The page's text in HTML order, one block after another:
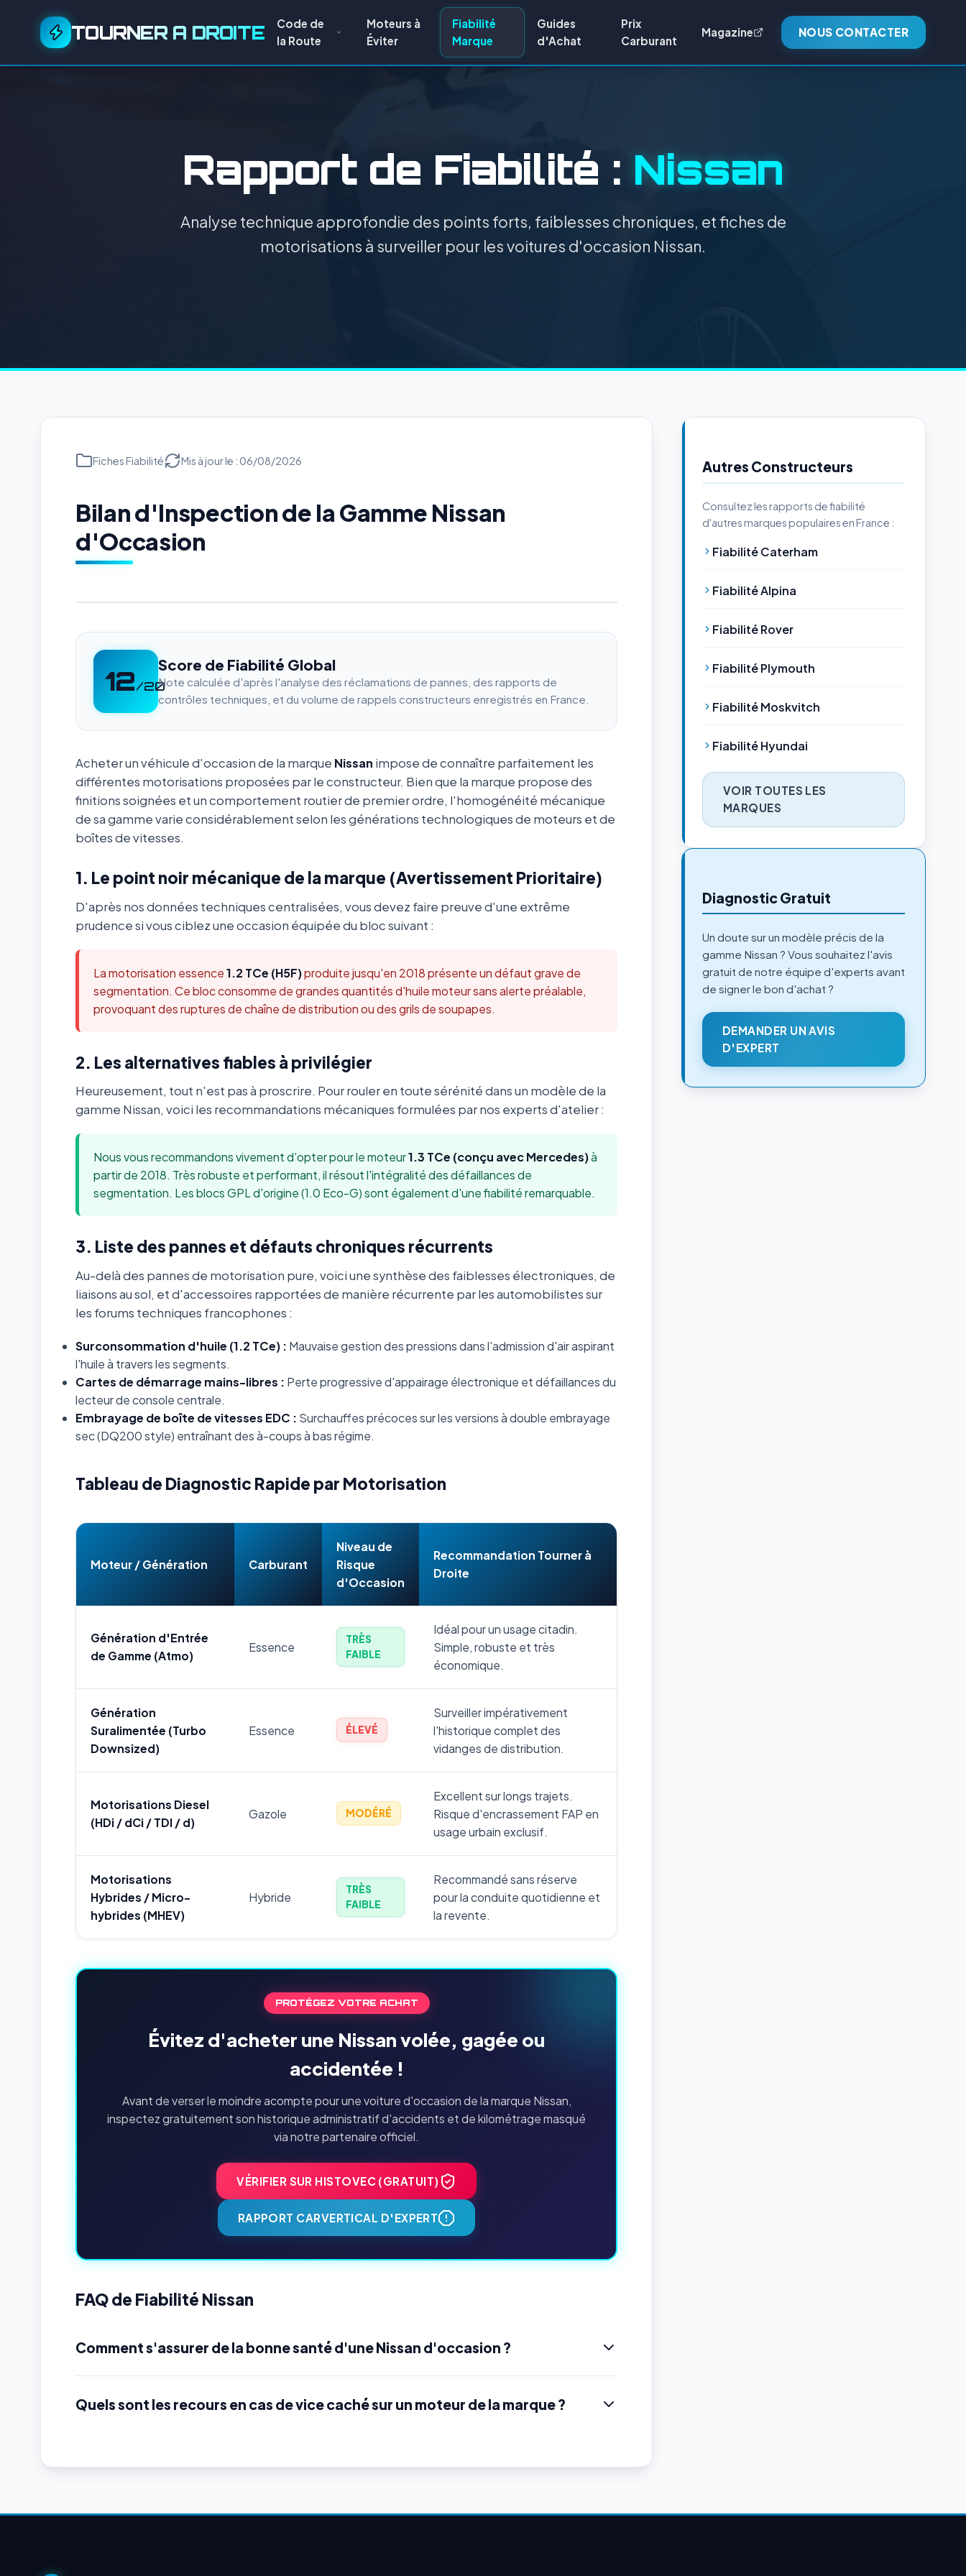
TOURNER A DROITE
Code de
la Route
Moteurs à
Éviter
Fiabilité
Marque
Guides
d'Achat
Prix
Carburant
Magazine NOUS CONTACTER
Rapport de Fiabilité : Nissan
Analyse technique approfondie des points forts, faiblesses chroniques, et fiches de
motorisations à surveiller pour les voitures d'occasion Nissan.
Fiches Fiabilité Mis à jour le : 06/08/2026
Bilan d'Inspection de la Gamme Nissan
d'Occasion
12/20
Score de Fiabilité Global
Note calculée d'après l'analyse des réclamations de pannes, des rapports de
contrôles techniques, et du volume de rappels constructeurs enregistrés en France.
Acheter un véhicule d'occasion de la marque Nissan impose de connaître parfaitement les
différentes motorisations proposées par le constructeur. Bien que la marque propose des
finitions soignées et un comportement routier de premier ordre, l'homogénéité mécanique
de sa gamme varie considérablement selon les générations technologiques de moteurs et de
boîtes de vitesses.
1. Le point noir mécanique de la marque (Avertissement Prioritaire)
D'après nos données techniques centralisées, vous devez faire preuve d'une extrême
prudence si vous ciblez une occasion équipée du bloc suivant :
La motorisation essence1.2 TCe (H5F)produite jusqu'en 2018 présente un défaut grave de
segmentation. Ce bloc consomme de grandes quantités d'huile moteur sans alerte préalable,
provoquant des ruptures de chaîne de distribution ou des grils de soupapes.
2. Les alternatives fiables à privilégier
Heureusement, tout n'est pas à proscrire. Pour rouler en toute sérénité dans un modèle de la
gamme Nissan, voici les recommandations mécaniques formulées par nos experts d'atelier :
Nous vous recommandons vivement d'opter pour le moteur1.3 TCe (conçu avec Mercedes)à
partir de 2018. Très robuste et performant, il résout l'intégralité des défaillances de
segmentation. Les blocs GPL d'origine (1.0 Eco-G) sont également d'une fiabilité remarquable.
3. Liste des pannes et défauts chroniques récurrents
Au-delà des pannes de motorisation pure, voici une synthèse des faiblesses électroniques, de
liaisons au sol, et d'accessoires rapportées de manière récurrente par les automobilistes sur
les forums techniques francophones :
Surconsommation d'huile (1.2 TCe) : Mauvaise gestion des pressions dans l'admission d'air aspirant
l'huile à travers les segments.
Cartes de démarrage mains-libres : Perte progressive d'appairage électronique et défaillances du
lecteur de console centrale.
Embrayage de boîte de vitesses EDC : Surchauffes précoces sur les versions à double embrayage
sec (DQ200 style) entraînant des à-coups à bas régime.
Tableau de Diagnostic Rapide par Motorisation
Moteur / Génération Carburant
Niveau de
Risque
d'Occasion
Recommandation Tourner à
Droite
Génération d'Entrée
de Gamme (Atmo)
Essence
TRÈS
FAIBLE
Idéal pour un usage citadin.
Simple, robuste et très
économique.
Génération
Suralimentée (Turbo
Downsized)
Essence ÉLEVÉ
Surveiller impérativement
l'historique complet des
vidanges de distribution.
Motorisations Diesel
(HDi / dCi / TDI / d)
Gazole MODÉRÉ
Excellent sur longs trajets.
Risque d'encrassement FAP en
usage urbain exclusif.
Motorisations
Hybrides / Micro-
hybrides (MHEV)
Hybride
TRÈS
FAIBLE
Recommandé sans réserve
pour la conduite quotidienne et
la revente.
PROTÉGEZ VOTRE ACHAT
Évitez d'acheter une Nissan volée, gagée ou
accidentée !
Avant de verser le moindre acompte pour une voiture d'occasion de la marque Nissan,
inspectez gratuitement son historique administratif d'accidents et de kilométrage masqué
via notre partenaire officiel.
VÉRIFIER SUR HISTOVEC (GRATUIT)
RAPPORT CARVERTICAL D'EXPERT
FAQ de Fiabilité Nissan
Comment s'assurer de la bonne santé d'une Nissan d'occasion ?
Quels sont les recours en cas de vice caché sur un moteur de la marque ?
Autres Constructeurs
Consultez les rapports de fiabilité
d'autres marques populaires en France :
Fiabilité Caterham
Fiabilité Alpina
Fiabilité Rover
Fiabilité Plymouth
Fiabilité Moskvitch
Fiabilité Hyundai
VOIR TOUTES LES
MARQUES
Diagnostic Gratuit
Un doute sur un modèle précis de la
gamme Nissan ? Vous souhaitez l'avis
gratuit de notre équipe d'experts avant
de signer le bon d'achat ?
DEMANDER UN AVIS
D'EXPERT